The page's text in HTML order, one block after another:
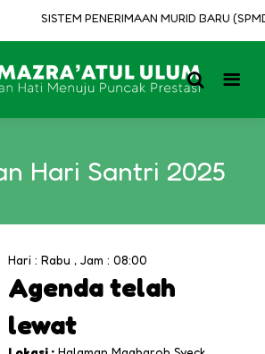
SISTEM PENERIMAAN MURID BARU
Hari Santri 2025
Hari : Rabu , Jam : 08:00
Agenda telah
lewat